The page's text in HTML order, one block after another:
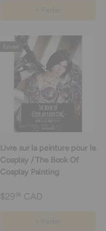
Épuisé
Livre sur la peinture pour le
Cosplay / The Book Of
Cosplay Painting
$29 98 CAD